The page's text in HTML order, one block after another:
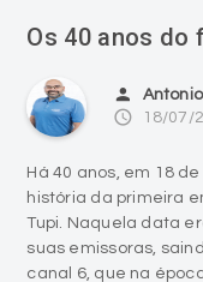
access_time 18/07/
Há 40 anos, em 18
história da primeira
suas emissoras,
canal 6, que na
mostra a última
mensagem
telespectadores